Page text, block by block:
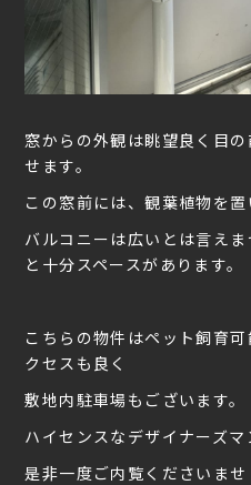
窓からの外観は眺望良く目
せます。
この窓前には、観葉植物を置
バルコニーは広いとは言え
と十分スペースがあります。
こちらの物件はペット飼育
クセスも良く
敷地内駐車場もございます。
ハイセンスなデザイナーズマ
是非一度ご内覧くださいませ